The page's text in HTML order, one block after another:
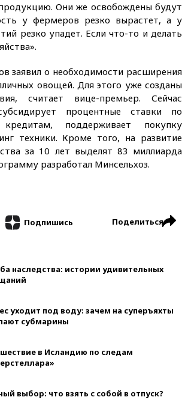
Они же освобождены будут
у фермеров резко вырастет, а у
резко упадет. Если что-то и делать
заявил о необходимости расширения
овощей. Для этого уже созданы
считает вице-премьер. Сейчас
процентные ставки по
кредитам, поддерживает покупку
техники. Кроме того, на развитие
за 10 лет выделят 83 миллиарда
разработал Минсельхоз.
Подпишись Поделиться
наследства: истории удивительных
уходит под воду: зачем на суперъяхты
субмарины
в Исландию по следам
выбор: что взять с собой в отпуск?